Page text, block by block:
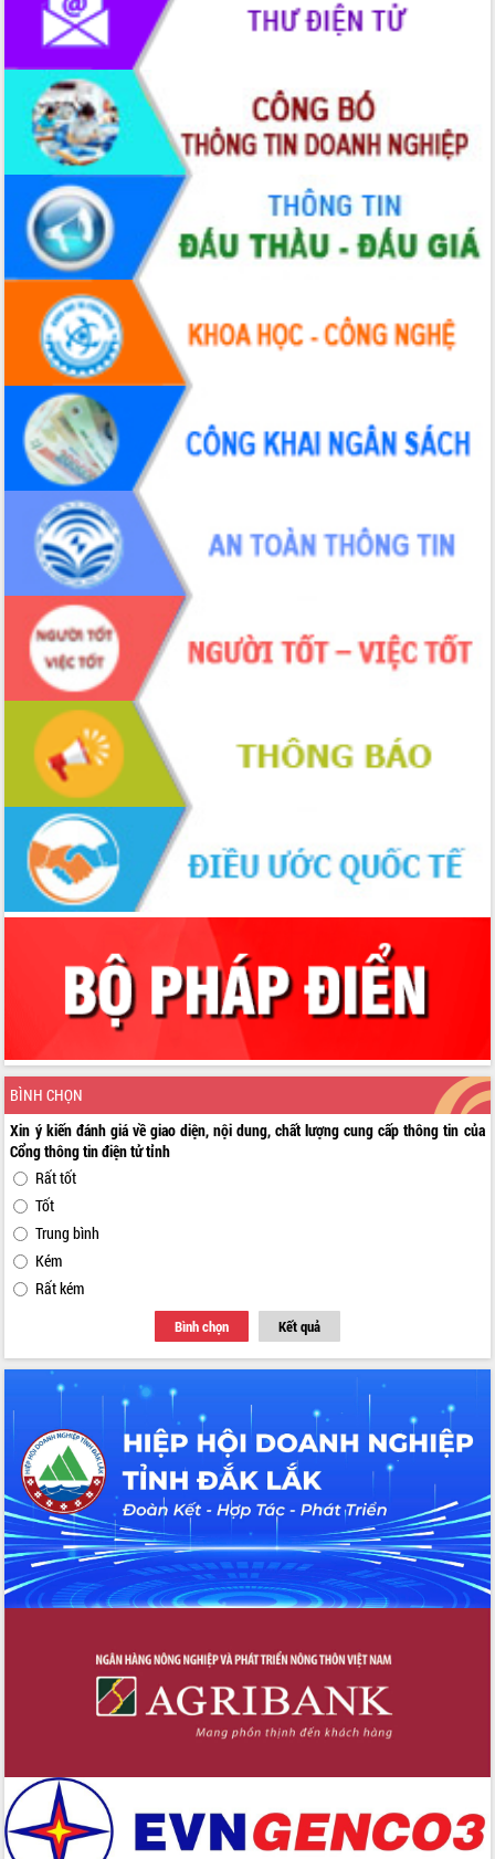
BÌNH CHỌN
Xin ý kiến đánh giá về giao diện, nội dung, chất lượng cung cấp thông tin của
Cổng thông tin điện tử tỉnh
Rất tốt
Tốt
Trung bình
Kém
Rất kém
Bình chọn Kết quả